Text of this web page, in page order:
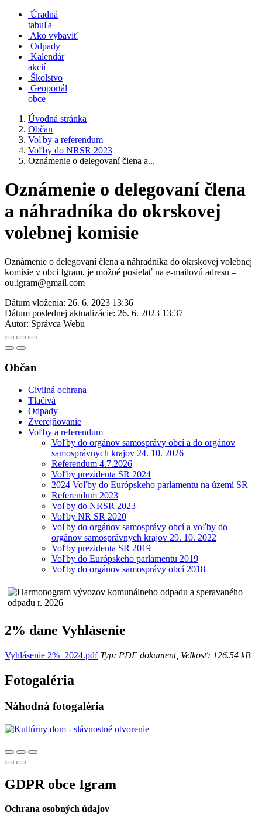
Úradná
tabuľa
Ako vybaviť
Odpady
Kalendár
akcií
Školstvo
Geoportál
obce
Úvodná stránka
Občan
Voľby a referendum
Voľby do NRSR 2023
Oznámenie o delegovaní člena a...
Oznámenie o delegovaní člena
a náhradníka do okrskovej
volebnej komisie
Oznámenie o delegovaní člena a náhradníka do okrskovej volebnej
komisie v obci Igram, je možné posielať na e-mailovú adresu –
ou.igram@gmail.com
Dátum vloženia: 26. 6. 2023 13:36
Dátum poslednej aktualizácie: 26. 6. 2023 13:37
Autor: Správca Webu
Občan
Civilná ochrana
Tlačivá
Odpady
Zverejňovanie
Voľby a referendum
Voľby do orgánov samosprávy obcí a do orgánov
samosprávnych krajov 24. 10. 2026
Referendum 4.7.2026
Voľby prezidenta SR 2024
2024 Voľby do Európskeho parlamentu na území SR
Referendum 2023
Voľby do NRSR 2023
Voľby NR SR 2020
Voľby do orgánov samosprávy obcí a voľby do
orgánov samosprávnych krajov 29. 10. 2022
Voľby prezidenta SR 2019
Voľby do Európskeho parlamentu 2019
Voľby do orgánov samosprávy obcí 2018
2% dane Vyhlásenie
Vyhlásenie 2%_2024.pdfTyp: PDF dokument, Velkosť: 126.54 kB
Fotogaléria
Náhodná fotogaléria
GDPR obce Igram
Ochrana osobných údajov